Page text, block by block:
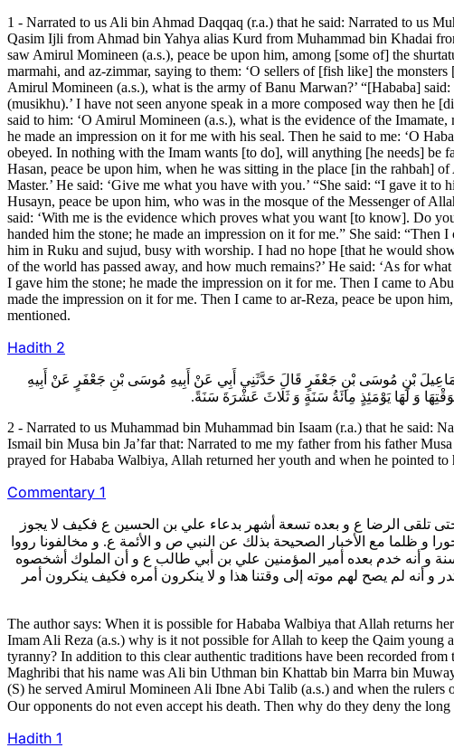
1 - Narrated to us Ali bin Ahmad Daqqaq (r.a.) that he said: Narrated to us
Qasim Ijli from Ahmad bin Yahya alias Kurd from Muhammad bin Khadai
saw Amirul Momineen (a.s.), peace be upon him, among [some of] the
marmahi, and az-zimmar, saying to them: ‘O sellers of [fish like] the
Amirul Momineen (a.s.), what is the army of Banu Marwan?’ “[Hababa]
(musikhu).’ I have not seen anyone speak in a more composed way then
said to him: ‘O Amirul Momineen (a.s.), what is the evidence of the
he made an impression on it for me with his seal. Then he said to me: ‘O
obeyed. In nothing with the Imam wants [to do], will anything [he needs] be
Hasan, peace be upon him, when he was sitting in the place [in the rahbah]
Master.’ He said: ‘Give me what you have with you.’ “She said: “I gave it
Husayn, peace be upon him, who was in the mosque of the Messenger of
said: ‘With me is the evidence which proves what you want [to know]. Do
handed him the stone; he made an impression on it for me.” She said:
him in Ruku and sujud, busy with worship. I had no hope [that he would
of the world has passed away, and how much remains?’ He said: ‘As for
I gave him the stone; he made the impression on it for me. Then I came to
made the impression on it for me. Then I came to ar-Reza, peace be upon
mentioned.
Hadith 2
بْنِ مُوسَى بْنِ جَعْفَرٍ قَالَ حَدَّثَنِي أَبِي عَنْ أَبِيهِ مُوسَى بْنِ جَعْفَرٍ عَنْ أَبِيهِ
وَ لَهَا يَوْمَئِذٍ مِائَةُ سَنَةٍ وَ ثَلَاثَ عَشْرَةَ سَنَةً.
2 - Narrated to us Muhammad bin Muhammad bin Isaam (r.a.) that he said:
Ismail bin Musa bin Ja’far that: Narrated to me my father from his father
prayed for Hababa Walbiya, Allah returned her youth and when he pointed
Commentary 1
تلقى الرضا ع و بعده تسعة أشهر بدعاء علي بن الحسين ع فكيف لا يجوز
و ظلما مع الأخبار الصحيحة بذلك عن النبي ص و الأئمة ع. و مخالفونا رووا
و أنه خدم بعده أمير المؤمنين علي بن أبي طالب ع و أن الملوك أشخصوه
أنه لم يصح لهم موته إلى وقتنا هذا و لا ينكرون أمره فكيف ينكرون أمر
The author says: When it is possible for Hababa Walbiya that Allah returns
Imam Ali Reza (a.s.) why is it not possible for Allah to keep the Qaim
tyranny? In addition to this clear authentic traditions have been recorded
Maghribi that his name was Ali bin Uthman bin Khattab bin Marra bin
(S) he served Amirul Momineen Ali Ibne Abi Talib (a.s.) and when the rulers
Hadith 1